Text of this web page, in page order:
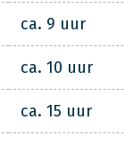
ca. 9 uur
ca. 10 uur
ca. 15 uur